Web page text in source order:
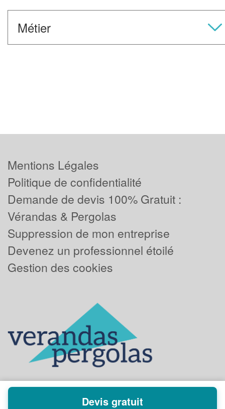
Mentions Légales
Politique de confidentialité
Demande de devis 100% Gratuit :
Vérandas & Pergolas
Suppression de mon entreprise
Devenez un professionnel étoilé
Gestion des cookies
Devis gratuit